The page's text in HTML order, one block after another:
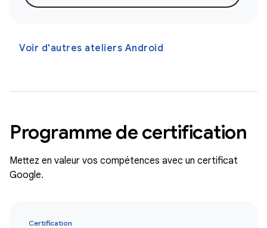
Voir d'autres ateliers Android
Programme de certification
Mettez en valeur vos compétences avec un certificat
Google.
Certification